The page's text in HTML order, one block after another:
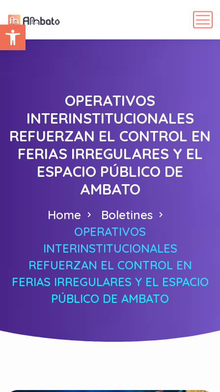
Abrir barra de herramientas
OPERATIVOS
INTERINSTITUCIONALES
REFUERZAN EL CONTROL EN
FERIAS IRREGULARES Y EL
ESPACIO PÚBLICO DE
AMBATO
Home
Boletines
OPERATIVOS
INTERINSTITUCIONALES
REFUERZAN EL CONTROL EN
FERIAS IRREGULARES Y EL ESPACIO
PÚBLICO DE AMBATO